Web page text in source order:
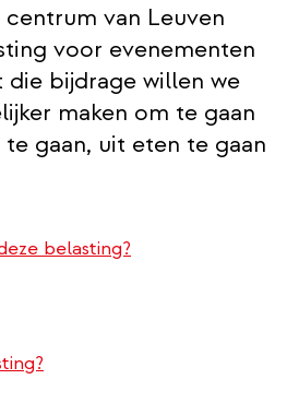
van Leuven
voor evenementen
bijdrage willen we
maken om te gaan
gaan, uit eten te gaan
belasting?